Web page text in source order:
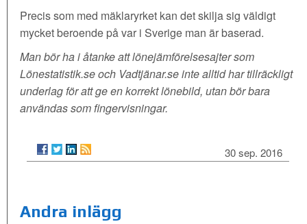
Precis som med mäklaryrket kan det skilja sig väldigt
mycket beroende på var i Sverige man är baserad.
Man bör ha i åtanke att lönejämförelsesajter som
Lönestatistik.se och Vadtjänar.se inte alltid har tillräckligt
underlag för att ge en korrekt lönebild, utan bör bara
användas som fingervisningar.
30 sep. 2016
Andra inlägg